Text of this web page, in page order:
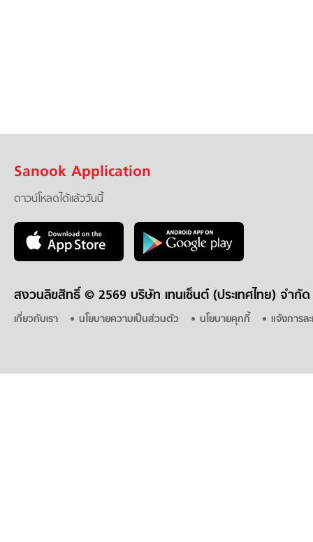
Sanook Application
ดาวน์โหลดได้แล้ววันนี้
สงวนลิขสิทธิ์ © 2569 บริษัท เทนเซ็นต์ (ประเทศไทย) จำกัด
เกี่ยวกับเรา นโยบายความเป็นส่วนตัว นโยบายคุกกี้ แจ้งการล